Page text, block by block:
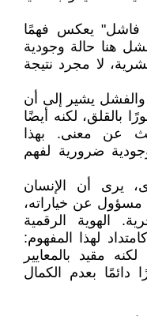
فاشل" يعكس فهمًا
هنا حالة وجودية
لا مجرد نتيجة
يشير إلى أن
بالقلق، لكنه أيضًا
عن معنى. بهذا
ضرورية لفهم
يرى أن الإنسان
مسؤول عن خياراته،
الهوية الرقمية
لهذا المفهوم:
مقيد بالمعايير
دائمًا بعدم الكمال